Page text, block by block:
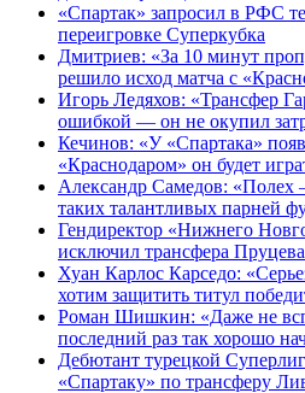
«Спартак» запросил в РФС
переигровке Суперкубка
Дмитриев: «За 10 минут
решило исход матча с
Игорь Ледяхов: «Трансфер
ошибкой — он не окупил
Кечинов: «У «Спартака»
«Краснодаром» он будет
Александр Самедов:
таких талантливых парней
Гендиректор «Нижнего
исключил трансфера
Хуан Карлос Карседо:
хотим защитить титул
Роман Шишкин: «Даже не
последний раз так хорошо
Дебютант турецкой
«Спартаку» по трансферу